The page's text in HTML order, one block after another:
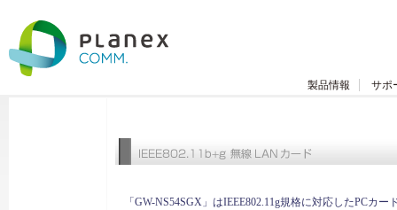
製品情報 サポ
「GW-NS54SGX」はIEEE802.11g規格に対応したPCカー